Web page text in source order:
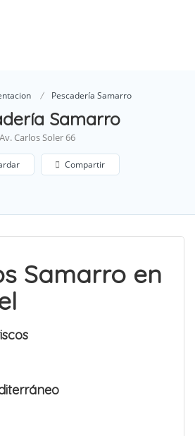
Pescadería Samarro
Samarro
Av. Carlos Soler 66
Compartir
Samarro en